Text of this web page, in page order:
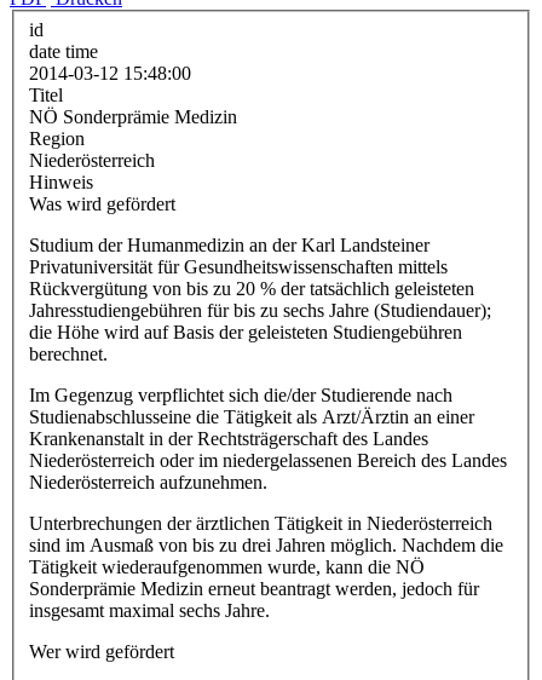
id
date time
2014-03-12 15:48:00
Titel
NÖ Sonderprämie Medizin
Region
Niederösterreich
Hinweis
Was wird gefördert
Studium der Humanmedizin an der Karl Landsteiner
Privatuniversität für Gesundheitswissenschaften mittels
Rückvergütung von bis zu 20 % der tatsächlich geleisteten
Jahresstudiengebühren für bis zu sechs Jahre (Studiendauer);
die Höhe wird auf Basis der geleisteten Studiengebühren
berechnet.
Im Gegenzug verpflichtet sich die/der Studierende nach
Studienabschlusseine die Tätigkeit als Arzt/Ärztin an einer
Krankenanstalt in der Rechtsträgerschaft des Landes
Niederösterreich oder im niedergelassenen Bereich des Landes
Niederösterreich aufzunehmen.
Unterbrechungen der ärztlichen Tätigkeit in Niederösterreich
sind im Ausmaß von bis zu drei Jahren möglich. Nachdem die
Tätigkeit wiederaufgenommen wurde, kann die NÖ
Sonderprämie Medizin erneut beantragt werden, jedoch für
insgesamt maximal sechs Jahre.
Wer wird gefördert